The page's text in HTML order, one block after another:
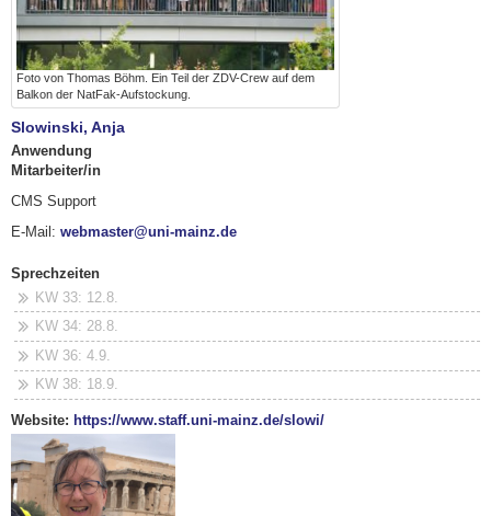
Foto von Thomas Böhm. Ein Teil der ZDV-Crew auf dem
Balkon der NatFak-Aufstockung.
Slowinski, Anja
Anwendung
Mitarbeiter/in
CMS Support
E-Mail: webmaster@uni-mainz.de
Sprechzeiten
KW 33: 12.8.
KW 34: 28.8.
KW 36: 4.9.
KW 38: 18.9.
Website: https://www.staff.uni-mainz.de/slowi/